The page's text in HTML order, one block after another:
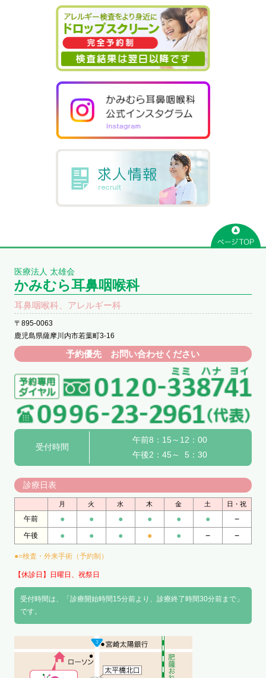
医療法人 太雄会
かみむら耳鼻咽喉科
耳鼻咽喉科、アレルギー科
〒895-0063
鹿児島県薩摩川内市若葉町3-16
予約優先 お問い合わせください
受付時間
午前8：15～12：00
午後2：45～ 5：30
診療日表
月 火 水 木 金 土 日・祝
午前 ● ● ● ● ● ● −
午後 ● ● ● ● ● − −
●=検査・外来手術（予約制）
【休診日】日曜日、祝祭日
受付時間は、「診療開始時間15分前より、診療終了時間30分前まで」
です。